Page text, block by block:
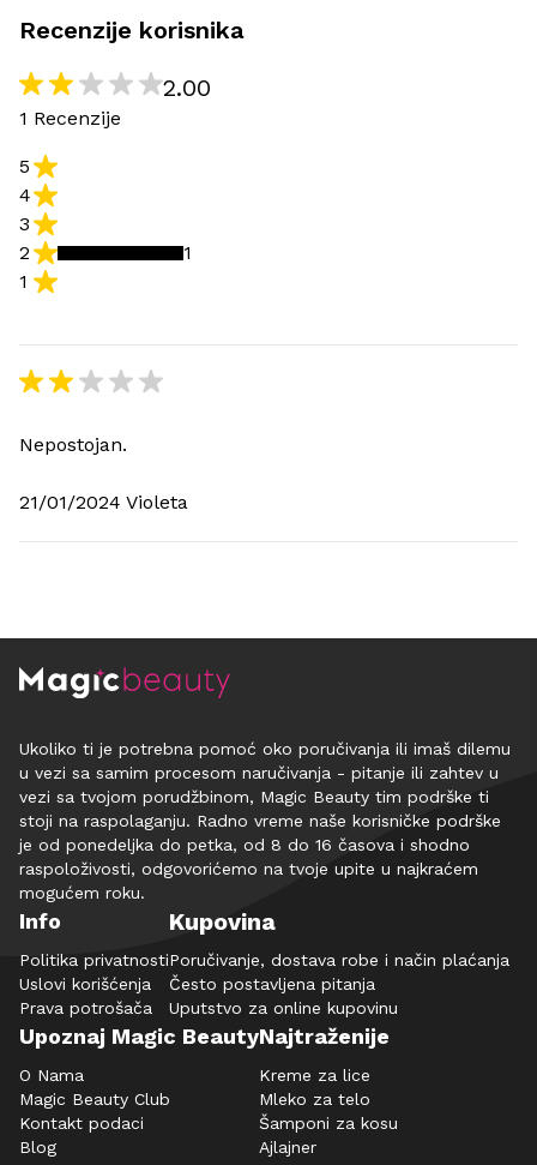
Recenzije korisnika
2.00
1 Recenzije
1
2 1
3
4
5
Nepostojan.
21/01/2024 Violeta
Ukoliko ti je potrebna pomoć oko poručivanja ili imaš dilemu
u vezi sa samim procesom naručivanja - pitanje ili zahtev u
vezi sa tvojom porudžbinom, Magic Beauty tim podrške ti
stoji na raspolaganju. Radno vreme naše korisničke podrške
je od ponedeljka do petka, od 8 do 16 časova i shodno
raspoloživosti, odgovorićemo na tvoje upite u najkraćem
mogućem roku.
Info
Politika privatnosti
Uslovi korišćenja
Prava potrošača
Kupovina
Poručivanje, dostava robe i način plaćanja
Često postavljena pitanja
Uputstvo za online kupovinu
Upoznaj Magic Beauty
O Nama
Magic Beauty Club
Kontakt podaci
Blog
Najtraženije
Kreme za lice
Mleko za telo
Šamponi za kosu
Ajlajner